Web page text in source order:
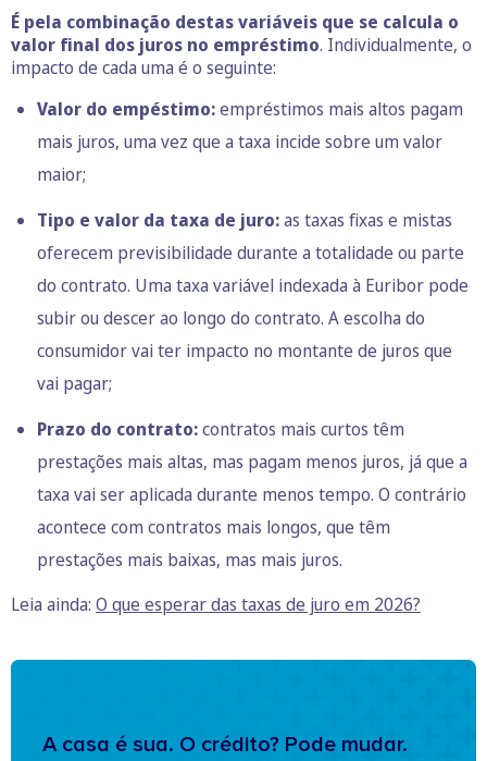
É pela combinação destas variáveis que se calcula o
valor final dos juros no empréstimo. Individualmente, o
impacto de cada uma é o seguinte:
Valor do empéstimo:empréstimos mais altos pagam
mais juros, uma vez que a taxa incide sobre um valor
maior;
Tipo e valor da taxa de juro:as taxas fixas e mistas
oferecem previsibilidade durante a totalidade ou parte
do contrato. Uma taxa variável indexada à Euribor pode
subir ou descer ao longo do contrato. A escolha do
consumidor vai ter impacto no montante de juros que
vai pagar;
Prazo do contrato:contratos mais curtos têm
prestações mais altas, mas pagam menos juros, já que a
taxa vai ser aplicada durante menos tempo. O contrário
acontece com contratos mais longos, que têm
prestações mais baixas, mas mais juros.
Leia ainda: O que esperar das taxas de juro em 2026?
A casa é sua. O crédito? Pode mudar.